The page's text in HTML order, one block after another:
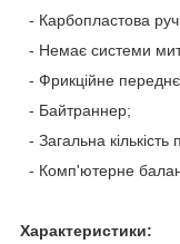
- Карбопластова
- Немає системи
- Фрикційне
- Байтраннер;
- Загальна
- Комп'ютерне
Характеристики: